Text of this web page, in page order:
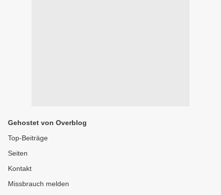
Gehostet von Overblog
Top-Beiträge
Seiten
Kontakt
Missbrauch melden